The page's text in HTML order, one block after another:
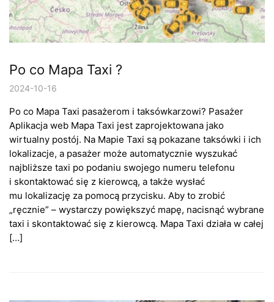
Po co Mapa Taxi ?
2024-10-16
Po co Mapa Taxi pasażerom i taksówkarzowi? Pasażer
Aplikacja web Mapa Taxi jest zaprojektowana jako
wirtualny postój. Na Mapie Taxi są pokazane taksówki i ich
lokalizacje, a pasażer może automatycznie wyszukać
najbliższe taxi po podaniu swojego numeru telefonu
i skontaktować się z kierowcą, a także wysłać
mu lokalizację za pomocą przycisku. Aby to zrobić
„ręcznie” – wystarczy powiększyć mapę, nacisnąć wybrane
taxi i skontaktować się z kierowcą. Mapa Taxi działa w całej
[…]